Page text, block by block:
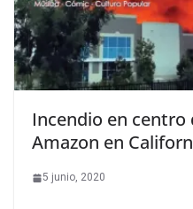
Incendio en
Amazon en
5 junio, 2020